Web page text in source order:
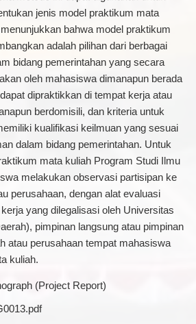
jenis model praktikum mata
bahwa model praktikum
adalah pilihan dari berbagai
bidang pemerintahan yang secara
oleh mahasiswa dimanapun berada
dipraktikkan di tempat kerja atau
berdomisili, dan kriteria untuk
kualifikasi keilmuan yang sesuai
dalam bidang pemerintahan. Untuk
mata kuliah Program Studi Ilmu
melakukan observasi partisipan ke
perusahaan, dengan alat evaluasi
yang dilegalisasi oleh Universitas
pimpinan langsung atau pimpinan
atau perusahaan tempat mahasiswa
kuliah.
(Project Report)